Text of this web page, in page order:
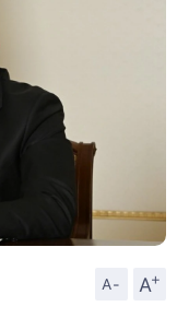
A- A
+